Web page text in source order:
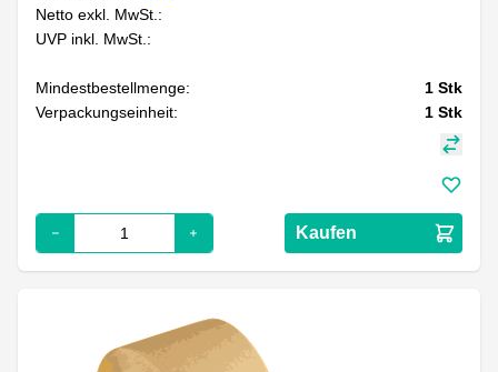
Netto exkl. MwSt.:
UVP inkl. MwSt.:
Mindestbestellmenge: 1 Stk
Verpackungseinheit:
1 Stk
Kaufen